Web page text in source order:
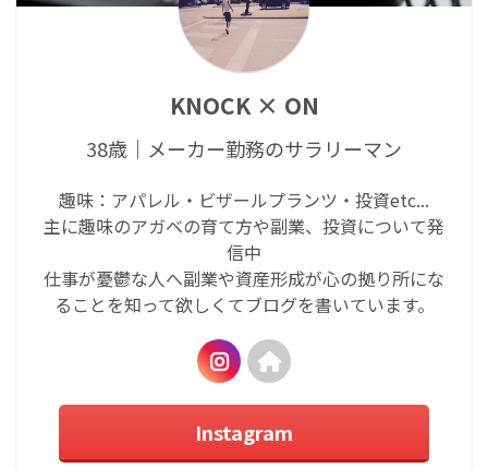
KNOCK × ON
38歳｜メーカー勤務のサラリーマン
趣味：アパレル・ビザールプランツ・投資etc...
主に趣味のアガベの育て方や副業、投資について発
信中
仕事が憂鬱な人へ副業や資産形成が心の拠り所にな
ることを知って欲しくてブログを書いています。
Instagram